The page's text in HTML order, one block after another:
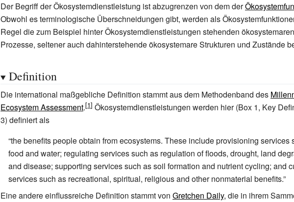
Der Begriff der Ökosystemdienstleistung ist abzugrenzen von dem der
Obwohl es terminologische Überschneidungen gibt, werden als
Regel die zum Beispiel hinter Ökosystemdienstleistungen stehenden ökosystemaren
Prozesse, seltener auch dahinterstehende ökosystemare Strukturen und Zustände
Definition
Die international maßgebliche Definition stammt aus dem Methodenband des
Ecosystem Assessment.
Ökosystemdienstleistungen werden hier (Box 1, Key
3) definiert als
“the benefits people obtain from ecosystems. These include provisioning services
food and water; regulating services such as regulation of floods, drought, land
and disease; supporting services such as soil formation and nutrient cycling; and
services such as recreational, spiritual, religious and other nonmaterial benefits.”
Eine andere einflussreiche Definition stammt von Gretchen Daily, die in ihrem